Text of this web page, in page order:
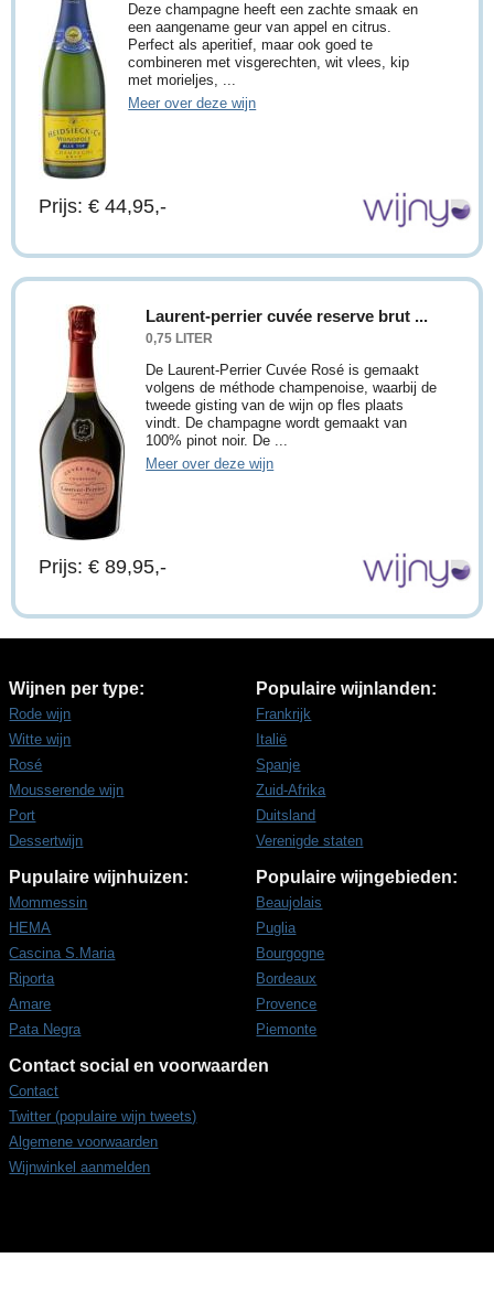
Deze champagne heeft een zachte smaak en
een aangename geur van appel en citrus.
Perfect als aperitief, maar ook goed te
combineren met visgerechten, wit vlees, kip
met morieljes, ...
Meer over deze wijn
Prijs: € 44,95,-
Laurent-perrier cuvée reserve brut ...
0,75 LITER
De Laurent-Perrier Cuvée Rosé is gemaakt
volgens de méthode champenoise, waarbij de
tweede gisting van de wijn op fles plaats
vindt. De champagne wordt gemaakt van
100% pinot noir. De ...
Meer over deze wijn
Prijs: € 89,95,-
Wijnen per type:
Rode wijn
Witte wijn
Rosé
Mousserende wijn
Port
Dessertwijn
Populaire wijnlanden:
Frankrijk
Italië
Spanje
Zuid-Afrika
Duitsland
Verenigde staten
Pupulaire wijnhuizen:
Mommessin
HEMA
Cascina S.Maria
Riporta
Amare
Pata Negra
Populaire wijngebieden:
Beaujolais
Puglia
Bourgogne
Bordeaux
Provence
Piemonte
Contact social en voorwaarden
Contact
Twitter (populaire wijn tweets)
Algemene voorwaarden
Wijnwinkel aanmelden